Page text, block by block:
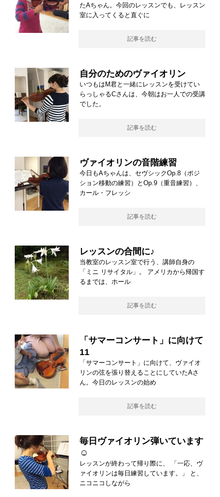
たAちゃん。今回のレッスンでも、レッスン
室に入ってくると直ぐに
記事を読む
自分のためのヴァイオリン
いつもはM君と一緒にレッスンを受けてい
らっしゃるCさんは、今朝はお一人での受講
でした。
記事を読む
ヴァイオリンの音階練習
今日もAちゃんは、セヴシックOp.8（ポジ
ション移動の練習）とOp.9（重音練習）、
カール・フレッシ
記事を読む
レッスンの合間に♪
当教室のレッスン室で行う、講師自身の
「ミニ リサイタル」。 アメリカから帰国す
るまでは、ホール
記事を読む
「サマーコンサート」に向けて
11
「サマーコンサート」に向けて、ヴァイオ
リンの弦を張り替えることにしていたAさ
ん。今日のレッスンの始め
記事を読む
毎日ヴァイオリン弾いています
☺
レッスンが終わって帰り際に、 「一応、ヴ
ァイオリンは毎日練習しています。」 と、
ニコニコしながら